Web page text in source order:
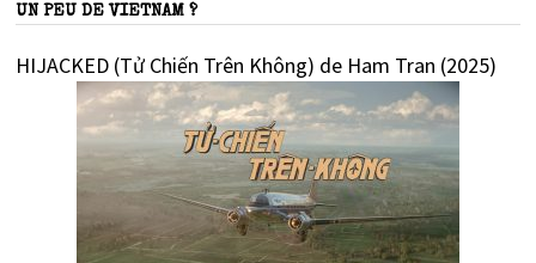
UN PEU DE VIETNAM ?
HIJACKED (Tử Chiến Trên Không) de Ham Tran (2025)